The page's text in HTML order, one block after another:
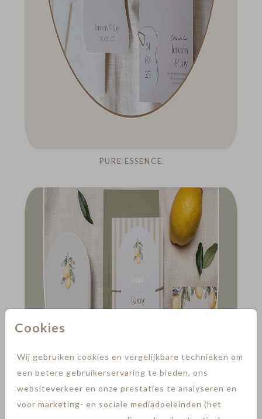
Cookies
Wij gebruiken cookies en vergelijkbare technieken om
een betere gebruikerservaring te bieden, ons
websiteverkeer en onze prestaties te analyseren en
voor marketing- en sociale mediadoeleinden (het
PURE ESSENCE